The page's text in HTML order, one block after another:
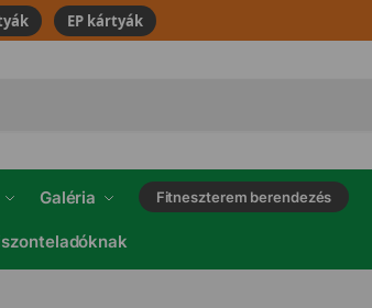
EP kártyák
Galéria Fitneszterem berendezés